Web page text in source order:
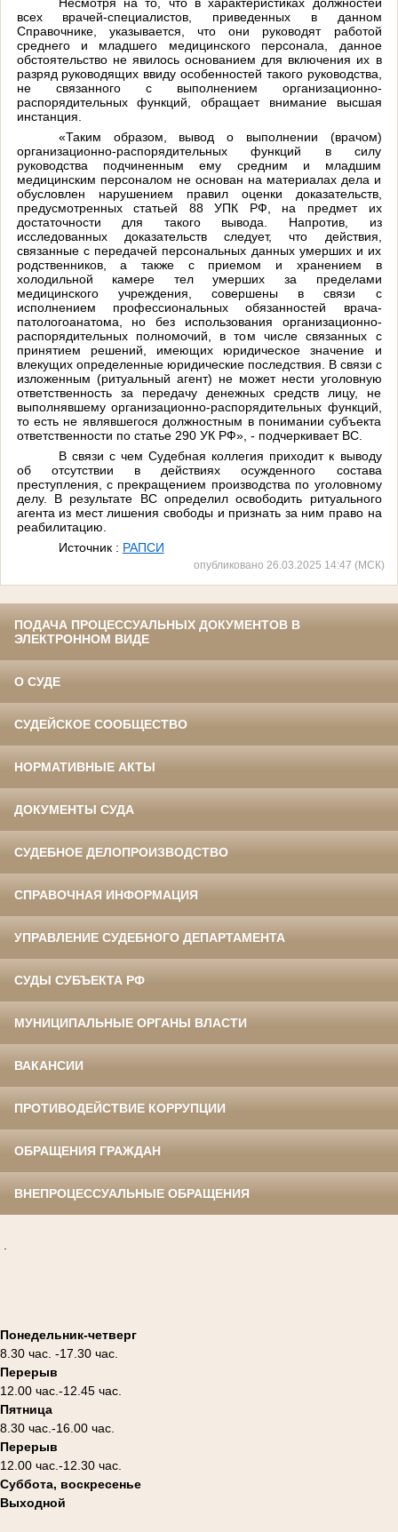
всех врачей-специалистов, приведенных в данном
Справочнике, указывается, что они руководят работой
среднего и младшего медицинского персонала, данное
обстоятельство не явилось основанием для включения их в
разряд руководящих ввиду особенностей такого руководства,
не связанного с выполнением организационно-
распорядительных функций, обращает внимание высшая
инстанция.
«Таким образом, вывод о выполнении (врачом)
организационно-распорядительных функций в силу
руководства подчиненным ему средним и младшим
медицинским персоналом не основан на материалах дела и
обусловлен нарушением правил оценки доказательств,
предусмотренных статьей 88 УПК РФ, на предмет их
достаточности для такого вывода. Напротив, из
исследованных доказательств следует, что действия,
связанные с передачей персональных данных умерших и их
родственников, а также с приемом и хранением в
холодильной камере тел умерших за пределами
медицинского учреждения, совершены в связи с
исполнением профессиональных обязанностей врача-
патологоанатома, но без использования организационно-
распорядительных полномочий, в том числе связанных с
принятием решений, имеющих юридическое значение и
влекущих определенные юридические последствия. В связи с
изложенным (ритуальный агент) не может нести уголовную
ответственность за передачу денежных средств лицу, не
выполнявшему организационно-распорядительных функций,
то есть не являвшегося должностным в понимании субъекта
ответственности по статье 290 УК РФ», - подчеркивает ВС.
В связи с чем Судебная коллегия приходит к выводу
об отсутствии в действиях осужденного состава
преступления, с прекращением производства по уголовному
делу. В результате ВС определил освободить ритуального
агента из мест лишения свободы и признать за ним право на
реабилитацию.
Источник : РАПСИ
опубликовано 26.03.2025 14:47 (МСК)
ПОДАЧА ПРОЦЕССУАЛЬНЫХ ДОКУМЕНТОВ В
ЭЛЕКТРОННОМ ВИДЕ
О СУДЕ
СУДЕЙСКОЕ СООБЩЕСТВО
НОРМАТИВНЫЕ АКТЫ
ДОКУМЕНТЫ СУДА
СУДЕБНОЕ ДЕЛОПРОИЗВОДСТВО
СПРАВОЧНАЯ ИНФОРМАЦИЯ
УПРАВЛЕНИЕ СУДЕБНОГО ДЕПАРТАМЕНТА
СУДЫ СУБЪЕКТА РФ
МУНИЦИПАЛЬНЫЕ ОРГАНЫ ВЛАСТИ
ВАКАНСИИ
ПРОТИВОДЕЙСТВИЕ КОРРУПЦИИ
ОБРАЩЕНИЯ ГРАЖДАН
ВНЕПРОЦЕССУАЛЬНЫЕ ОБРАЩЕНИЯ
Понедельник-четверг
8.30 час. -17.30 час.
Перерыв
12.00 час.-12.45 час.
Пятница
8.30 час.-16.00 час.
Перерыв
12.00 час.-12.30 час.
Суббота, воскресенье
Выходной